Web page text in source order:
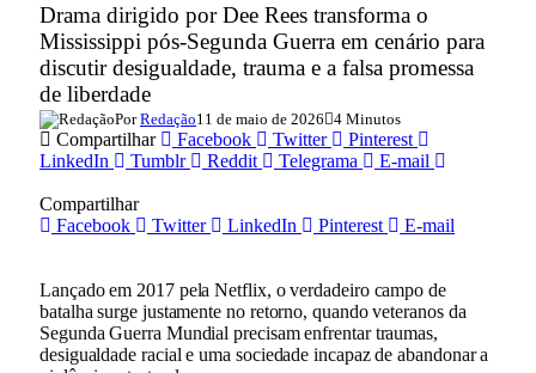
Drama dirigido por Dee Rees transforma o
Mississippi pós-Segunda Guerra em cenário para
discutir desigualdade, trauma e a falsa promessa
de liberdade
Por Redação11 de maio de 2026 4 Minutos
Compartilhar Facebook Twitter
Pinterest
LinkedIn
Tumblr Reddit Telegrama E-mail
Compartilhar
Facebook
Twitter LinkedIn Pinterest E-mail
Lançado em 2017 pela Netflix, o verdadeiro campo de
batalha surge justamente no retorno, quando veteranos da
Segunda Guerra Mundial precisam enfrentar traumas,
desigualdade racial e uma sociedade incapaz de abandonar a